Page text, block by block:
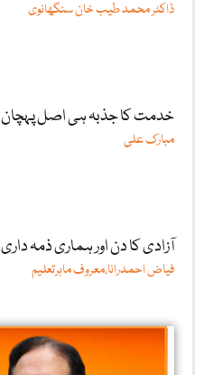
ڈاکٹر محمد طیب خان سنگھانوی
خدمت کا جذبہ ہی اصل پہچان
مبارک علی
آزادی کا دن اور ہماری ذمہ داری
فیاض احمدرانا،معروف ماہرتعلیم